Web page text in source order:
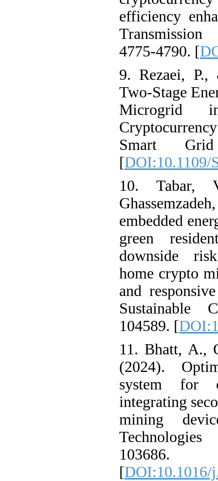
efficiency
4775-4790. [
9. Rezaei,
Two-Stage
Microgrid
Smart
[DOI:10.1109/
10.
embedded
green
downside
home crypto
and
Sustainable
104589. [
11. Bhatt, A.,
(2024).
system for
integrating
mining
103686.
[DOI:10.1016/